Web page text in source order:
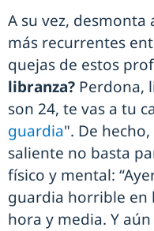
A su vez,
más recurrentes
quejas de estos
libranza? Perdona,
son 24, te vas a tu
guardia". De
saliente no basta
físico y mental:
guardia horrible en
hora y media. Y aún